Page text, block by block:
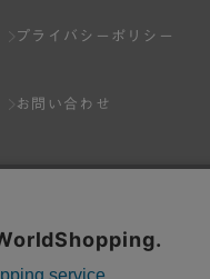
指定する方法に従って提
弊社が合理的な理由に基
、その登録を拒否し、ま
プライバシーポリシー
お問い合わせ